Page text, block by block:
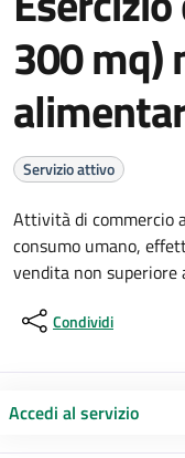
300 mq)
Servizio attivo
Attività di commercio
consumo umano,
vendita non superiore
Condividi
Accedi al servizio